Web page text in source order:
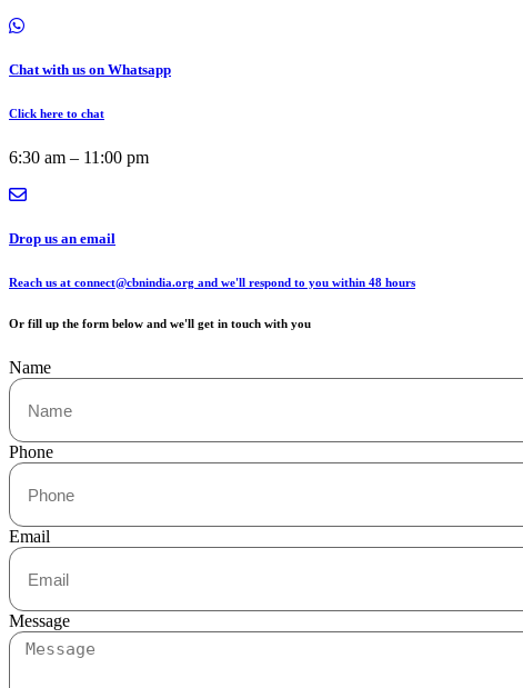
Chat with us on Whatsapp
Click here to chat
6:30 am – 11:00 pm
Drop us an email
Reach us at connect@cbnindia.org and we'll respond to you within 48 hours
Or fill up the form below and we'll get in touch with you
Name
Phone
Email
Message